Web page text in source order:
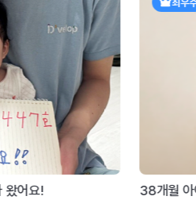
개월 아이와 함께한 두 번째 이사…